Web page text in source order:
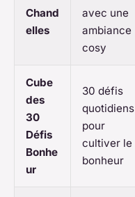
Chand
elles
avec une
ambiance
cosy
Cube
des
30
Défis
Bonhe
ur
30 défis
quotidiens
pour
cultiver le
bonheur